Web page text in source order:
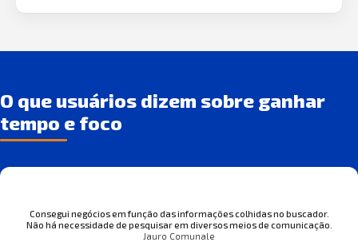
O que usuários dizem sobre ganhar
tempo e foco
Consegui negócios em função das informações colhidas no buscador.
Não há necessidade de pesquisar em diversos meios de comunicação.
Jauro Comunale